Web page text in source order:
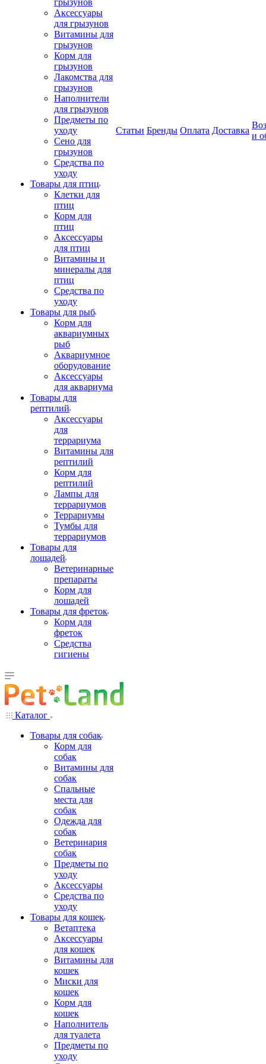
грызунов
Аксессуары
для грызунов
Витамины для
грызунов
Корм для
грызунов
Лакомства для
грызунов
Наполнители
для грызунов
Предметы по
уходу
Сено для
грызунов
Средства по
уходу
Товары для птиц
Клетки для
птиц
Корм для
птиц
Аксессуары
для птиц
Витамины и
минералы для
птиц
Средства по
уходу
Товары для рыб
Корм для
аквариумных
рыб
Аквариумное
оборудование
Аксессуары
для аквариума
Товары для
рептилий
Аксессуары
для
террариума
Витамины для
рептилий
Корм для
рептилий
Лампы для
террариумов
Террариумы
Тумбы для
террариумов
Товары для
лошадей
Ветеринарные
препараты
Корм для
лошадей
Товары для фреток
Корм для
фреток
Средства
гигиены
Статьи Бренды Оплата Доставка
и
Каталог
Товары для собак
Корм для
собак
Витамины для
собак
Спальные
места для
собак
Одежда для
собак
Ветеринария
собак
Предметы по
уходу
Аксессуары
Средства по
уходу
Товары для кошек
Ветаптека
Аксессуары
для кошек
Витамины для
кошек
Миски для
кошек
Корм для
кошек
Наполнитель
для туалета
Предметы по
уходу